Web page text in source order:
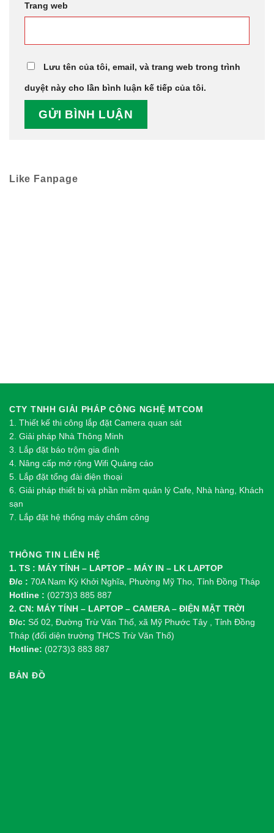
Trang web
Lưu tên của tôi, email, và trang web trong trình
duyệt này cho lần bình luận kế tiếp của tôi.
Like Fanpage
CTY TNHH GIẢI PHÁP CÔNG NGHỆ MTCOM
1. Thiết kế thi công lắp đặt Camera quan sát
2. Giải pháp Nhà Thông Minh
3. Lắp đặt báo trộm gia đình
4. Nâng cấp mở rộng Wifi Quảng cáo
5. Lắp đặt tổng đài điện thoại
6. Giải pháp thiết bị và phần mềm quản lý Cafe, Nhà hàng, Khách
sạn
7. Lắp đặt hệ thống máy chấm công
THÔNG TIN LIÊN HỆ
1. TS : MÁY TÍNH – LAPTOP – MÁY IN – LK LAPTOP
Đ/c : 70A Nam Kỳ Khởi Nghĩa, Phường Mỹ Tho, Tỉnh Đồng Tháp
Hotline : (0273)3 885 887
2. CN: MÁY TÍNH – LAPTOP – CAMERA – ĐIỆN MẶT TRỜI
Đ/c: Số 02, Đường Trừ Văn Thố, xã Mỹ Phước Tây , Tỉnh Đồng
Tháp (đối diện trường THCS Trừ Văn Thố)
Hotline: (0273)3 883 887
BẢN ĐỒ